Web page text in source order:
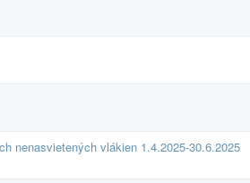
nenasvietených vlákien 1.4.2025-30.6.2025